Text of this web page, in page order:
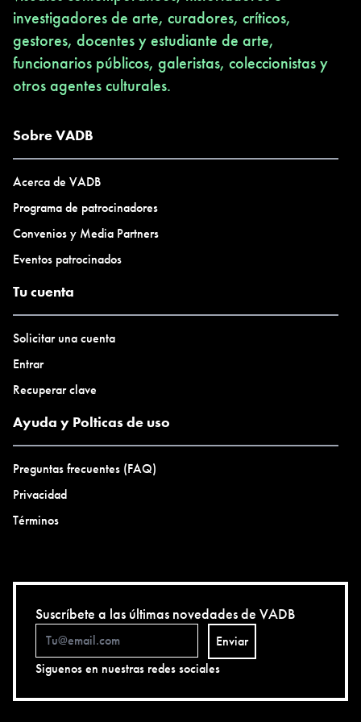
“O”Museum (Tokio), Museo Marte (San Salvador), entre otros.
Miembro fundador de la fundación Paisaje Social y colaborador
del asociación Civil Imdec. Ha realizado residencias en Open
Circul,( Bombay), Ruangrupa, )(Yakarta), El Levante. (Rosario).
Ha sido becario del Programa de Apoyo a la Producción e
Artísticas, Fonca.
investigadores de arte, curadores, críticos,
gestores, docentes y estudiante de arte,
funcionarios públicos, galeristas, coleccionistas y
otros agentes culturales.
Sobre VADB
Acerca de VADB
Programa de patrocinadores
Convenios y Media Partners
Eventos patrocinados
Tu cuenta
Solicitar una cuenta
Entrar
Recuperar clave
Ayuda y Polticas de uso
Preguntas frecuentes (FAQ)
Privacidad
Términos
Suscríbete a las últimas novedades de VADB
Enviar
Siguenos en nuestras redes sociales